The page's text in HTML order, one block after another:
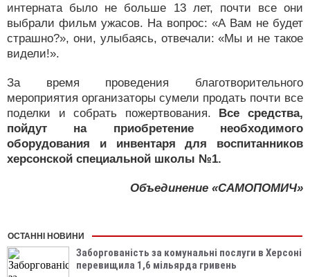
интерната было не больше 13 лет, почти все они
выбрали фильм ужасов. На вопрос: «А Вам не будет
страшно?», они, улыбаясь, отвечали: «Мы и не такое
видели!».
За время проведения благотворительного
мероприятия организаторы сумели продать почти все
поделки и собрать пожертвования. Все средства,
пойдут на приобретение необходимого
оборудования и инвентаря для воспитанников
херсонской специальной школы №1.
Объединение «САМОПОМИЧ»
ОСТАННІ НОВИНИ
Заборгованість за комунальні послуги в Херсоні
перевищила 1,6 мільярда гривень